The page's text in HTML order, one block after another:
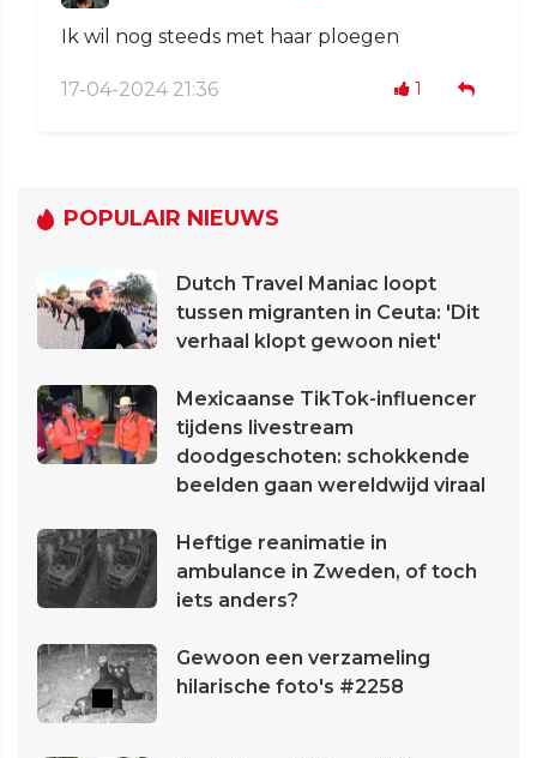
Ik wil nog steeds met haar ploegen
17-04-2024 21:36 1
POPULAIR NIEUWS
Dutch Travel Maniac loopt
tussen migranten in Ceuta: 'Dit
verhaal klopt gewoon niet'
Mexicaanse TikTok-influencer
tijdens livestream
doodgeschoten: schokkende
beelden gaan wereldwijd viraal
Heftige reanimatie in
ambulance in Zweden, of toch
iets anders?
Gewoon een verzameling
hilarische foto's #2258